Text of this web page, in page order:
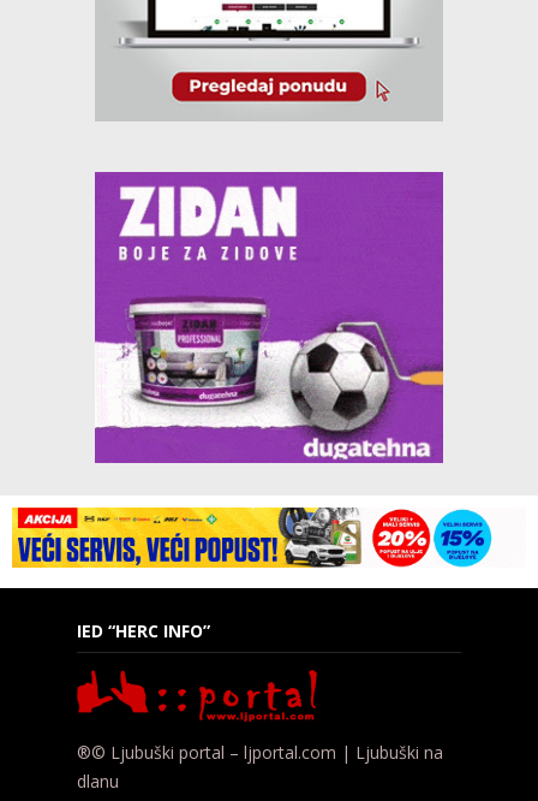
IED “HERC INFO”
®© Ljubuški portal – ljportal.com | Ljubuški na
dlanu